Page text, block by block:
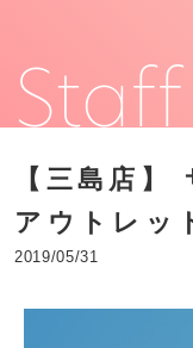
【三島店】
アウトレッ
2019/05/31